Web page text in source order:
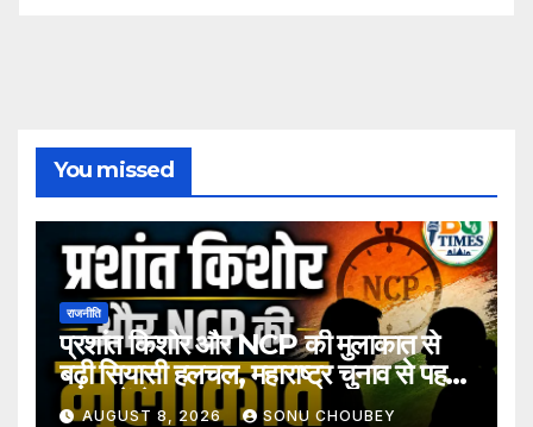
You missed
राजनीति
प्रशांत किशोर और NCP की मुलाकात से
बढ़ी सियासी हलचल, महाराष्ट्र चुनाव से पहले
अटकलें तेज
AUGUST 8, 2026 SONU CHOUBEY